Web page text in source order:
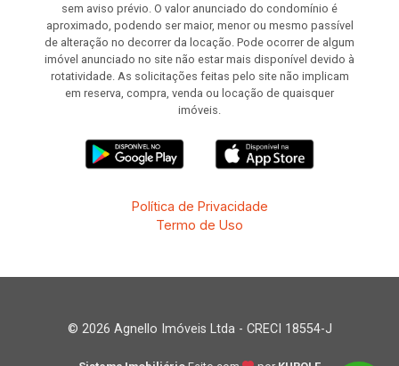
sem aviso prévio. O valor anunciado do condomínio é
aproximado, podendo ser maior, menor ou mesmo passível
de alteração no decorrer da locação. Pode ocorrer de algum
imóvel anunciado no site não estar mais disponível devido à
rotatividade. As solicitações feitas pelo site não implicam
em reserva, compra, venda ou locação de quaisquer
imóveis.
Política de Privacidade
Termo de Uso
© 2026 Agnello Imóveis Ltda - CRECI 18554-J